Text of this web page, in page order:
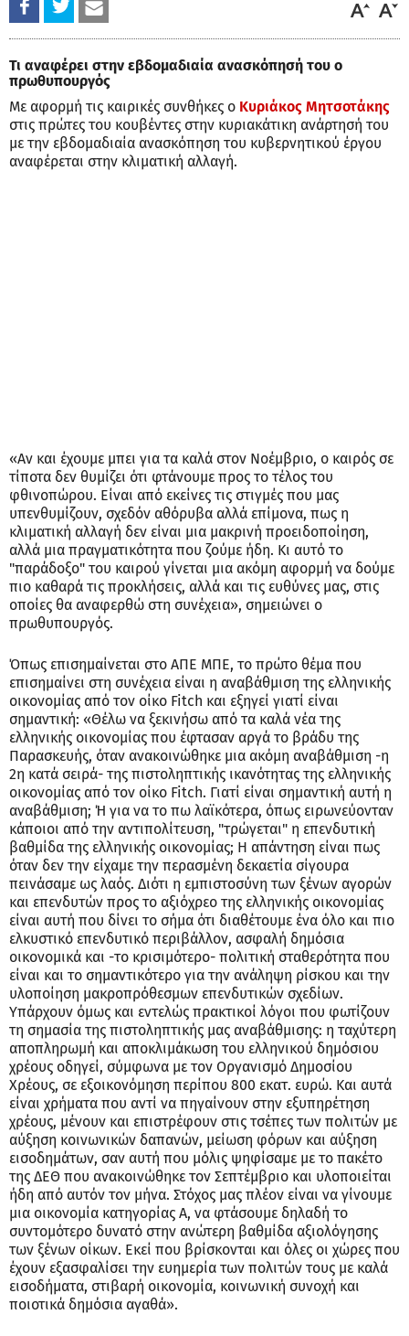
Τι αναφέρει στην εβδομαδιαία ανασκόπησή του ο
πρωθυπουργός
Με αφορμή τις καιρικές συνθήκες ο Κυριάκος Μητσοτάκης
στις πρώτες του κουβέντες στην κυριακάτικη ανάρτησή του
με την εβδομαδιαία ανασκόπηση του κυβερνητικού έργου
αναφέρεται στην κλιματική αλλαγή.
«Αν και έχουμε μπει για τα καλά στον Νοέμβριο, ο καιρός σε
τίποτα δεν θυμίζει ότι φτάνουμε προς το τέλος του
φθινοπώρου. Είναι από εκείνες τις στιγμές που μας
υπενθυμίζουν, σχεδόν αθόρυβα αλλά επίμονα, πως η
κλιματική αλλαγή δεν είναι μια μακρινή προειδοποίηση,
αλλά μια πραγματικότητα που ζούμε ήδη. Κι αυτό το
"παράδοξο" του καιρού γίνεται μια ακόμη αφορμή να δούμε
πιο καθαρά τις προκλήσεις, αλλά και τις ευθύνες μας, στις
οποίες θα αναφερθώ στη συνέχεια», σημειώνει ο
πρωθυπουργός.
Όπως επισημαίνεται στο ΑΠΕ ΜΠΕ, το πρώτο θέμα που
επισημαίνει στη συνέχεια είναι η αναβάθμιση της ελληνικής
οικονομίας από τον οίκο Fitch και εξηγεί γιατί είναι
σημαντική: «Θέλω να ξεκινήσω από τα καλά νέα της
ελληνικής οικονομίας που έφτασαν αργά το βράδυ της
Παρασκευής, όταν ανακοινώθηκε μια ακόμη αναβάθμιση -η
2η κατά σειρά- της πιστοληπτικής ικανότητας της ελληνικής
οικονομίας από τον οίκο Fitch. Γιατί είναι σημαντική αυτή η
αναβάθμιση; Ή για να το πω λαϊκότερα, όπως ειρωνεύονταν
κάποιοι από την αντιπολίτευση, "τρώγεται" η επενδυτική
βαθμίδα της ελληνικής οικονομίας; Η απάντηση είναι πως
όταν δεν την είχαμε την περασμένη δεκαετία σίγουρα
πεινάσαμε ως λαός. Διότι η εμπιστοσύνη των ξένων αγορών
και επενδυτών προς το αξιόχρεο της ελληνικής οικονομίας
είναι αυτή που δίνει το σήμα ότι διαθέτουμε ένα όλο και πιο
ελκυστικό επενδυτικό περιβάλλον, ασφαλή δημόσια
οικονομικά και -το κρισιμότερο- πολιτική σταθερότητα που
είναι και το σημαντικότερο για την ανάληψη ρίσκου και την
υλοποίηση μακροπρόθεσμων επενδυτικών σχεδίων.
Υπάρχουν όμως και εντελώς πρακτικοί λόγοι που φωτίζουν
τη σημασία της πιστοληπτικής μας αναβάθμισης: η ταχύτερη
αποπληρωμή και αποκλιμάκωση του ελληνικού δημόσιου
χρέους οδηγεί, σύμφωνα με τον Οργανισμό Δημοσίου
Χρέους, σε εξοικονόμηση περίπου 800 εκατ. ευρώ. Και αυτά
είναι χρήματα που αντί να πηγαίνουν στην εξυπηρέτηση
χρέους, μένουν και επιστρέφουν στις τσέπες των πολιτών με
αύξηση κοινωνικών δαπανών, μείωση φόρων και αύξηση
εισοδημάτων, σαν αυτή που μόλις ψηφίσαμε με το πακέτο
της ΔΕΘ που ανακοινώθηκε τον Σεπτέμβριο και υλοποιείται
ήδη από αυτόν τον μήνα. Στόχος μας πλέον είναι να γίνουμε
μια οικονομία κατηγορίας Α, να φτάσουμε δηλαδή το
συντομότερο δυνατό στην ανώτερη βαθμίδα αξιολόγησης
των ξένων οίκων. Εκεί που βρίσκονται και όλες οι χώρες που
έχουν εξασφαλίσει την ευημερία των πολιτών τους με καλά
εισοδήματα, στιβαρή οικονομία, κοινωνική συνοχή και
ποιοτικά δημόσια αγαθά».